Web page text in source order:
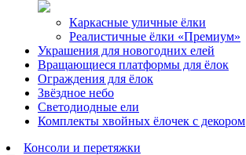
Каркасные уличные ёлки
Реалистичные ёлки «Премиум»
Украшения для новогодних елей
Вращающиеся платформы для ёлок
Ограждения для ёлок
Звёздное небо
Светодиодные ели
Комплекты хвойных ёлочек с декором
Консоли и перетяжки